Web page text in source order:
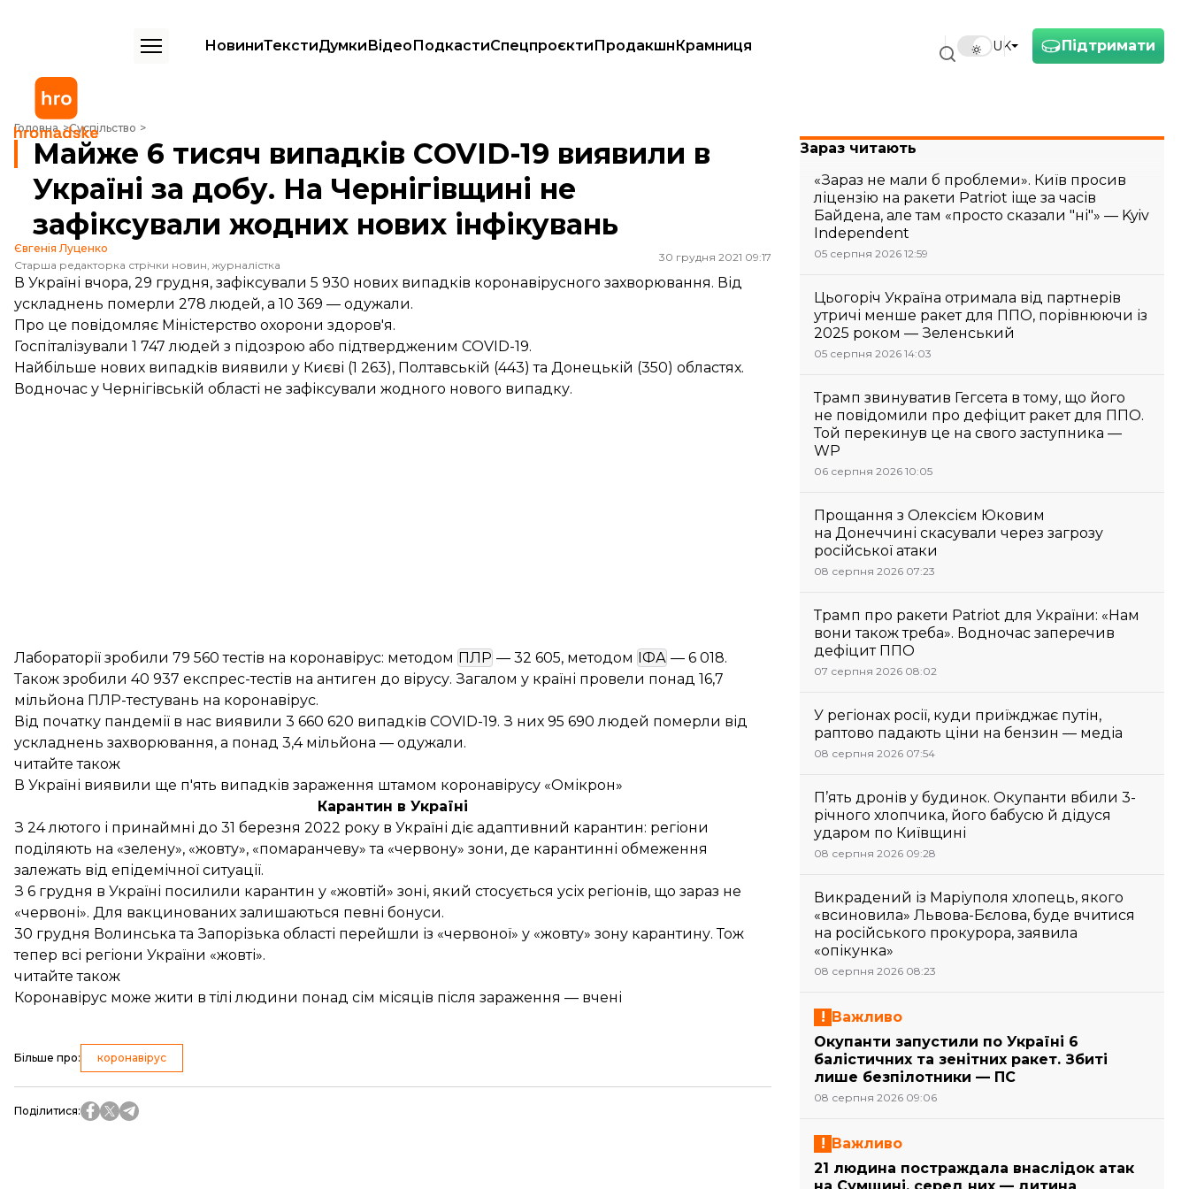
Підтримати
UK
НовиниТекстиДумкиВідеоПодкастиСпецпроєктиПродакшнКрамниця
Головна Суспільство
Майже 6 тисяч випадків COVID-19 виявили в Україні за добу. На Чернігівщині не зафіксували жодних нових інфікувань
Майже 6 тисяч випадків COVID-19 виявили в
Україні за добу. На Чернігівщині не
зафіксували жодних нових інфікувань
Євгенія Луценко
Старша редакторка стрічки новин, журналістка
30 грудня 2021 09:17
В Україні вчора, 29 грудня, зафіксували 5 930 нових випадків коронавірусного захворювання. Від
ускладнень померли 278 людей, а 10 369 — одужали.
Про це повідомляє Міністерство охорони здоров'я.
Госпіталізували 1 747 людей з підозрою або підтвердженим COVID-19.
Найбільше нових випадків виявили у Києві (1 263), Полтавській (443) та Донецькій (350) областях.
Водночас у Чернігівській області не зафіксували жодного нового випадку.
Лабораторії зробили 79 560 тестів на коронавірус: методом ПЛР — 32 605, методом ІФА — 6 018.
Також зробили 40 937 експрес-тестів на антиген до вірусу. Загалом у країні провели понад 16,7
мільйона ПЛР-тестувань на коронавірус.
Від початку пандемії в нас виявили 3 660 620 випадків COVID-19. З них 95 690 людей померли від
ускладнень захворювання, а понад 3,4 мільйона — одужали.
читайте також
В Україні виявили ще п'ять випадків зараження штамом коронавірусу «Омікрон»
Карантин в Україні
З 24 лютого і принаймні до 31 березня 2022 року в Україні діє адаптивний карантин: регіони
поділяють на «зелену», «жовту», «помаранчеву» та «червону» зони, де карантинні обмеження
залежать від епідемічної ситуації.
З 6 грудня в Україні посилили карантин у «жовтій» зоні, який стосується усіх регіонів, що зараз не
«червоні». Для вакцинованих залишаються певні бонуси.
30 грудня Волинська та Запорізька області перейшли із «червоної» у «жовту» зону карантину. Тож
тепер всі регіони України «жовті».
читайте також
Коронавірус може жити в тілі людини понад сім місяців після зараження — вчені
Більше про: коронавірус
Поділитися:
Зараз читають
«Зараз не мали б проблеми». Київ просив
ліцензію на ракети Patriot іще за часів
Байдена, але там «просто сказали "ні"» — Kyiv
Independent
05 серпня 2026 12:59
Цьогоріч Україна отримала від партнерів
утричі менше ракет для ППО, порівнюючи із
2025 роком — Зеленський
05 серпня 2026 14:03
Трамп звинуватив Гегсета в тому, що його
не повідомили про дефіцит ракет для ППО.
Той перекинув це на свого заступника —
WP
06 серпня 2026 10:05
Прощання з Олексієм Юковим
на Донеччині скасували через загрозу
російської атаки
08 серпня 2026 07:23
Трамп про ракети Patriot для України: «Нам
вони також треба». Водночас заперечив
дефіцит ППО
07 серпня 2026 08:02
У регіонах росії, куди приїжджає путін,
раптово падають ціни на бензин — медіа
08 серпня 2026 07:54
П’ять дронів у будинок. Окупанти вбили 3-
річного хлопчика, його бабусю й дідуся
ударом по Київщині
08 серпня 2026 09:28
Викрадений із Маріуполя хлопець, якого
«всиновила» Львова-Бєлова, буде вчитися
на російського прокурора, заявила
«опікунка»
08 серпня 2026 08:23
Важливо
Окупанти запустили по Україні 6
балістичних та зенітних ракет. Збиті
лише безпілотники — ПС
08 серпня 2026 09:06
Важливо
21 людина постраждала внаслідок атак